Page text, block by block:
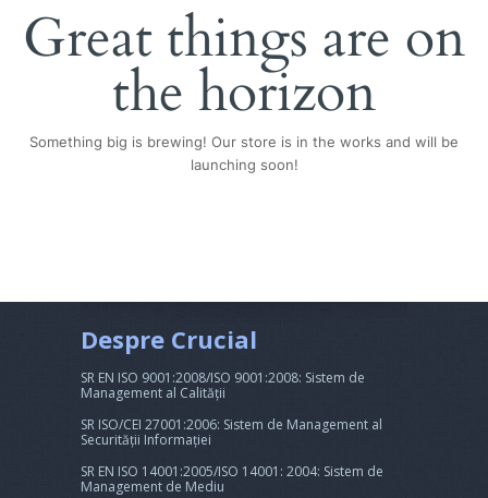
Great things are on
the horizon
Something big is brewing! Our store is in the works and will be
launching soon!
Despre Crucial
SR EN ISO 9001:2008/ISO 9001:2008: Sistem de
Management al Calității
SR ISO/CEI 27001:2006: Sistem de Management al
Securității Informației
SR EN ISO 14001:2005/ISO 14001: 2004: Sistem de
Management de Mediu